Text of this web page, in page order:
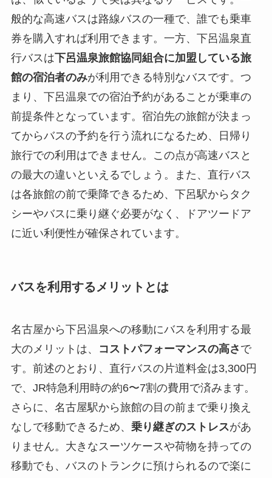
般的な高速バスは路線バスの一種で、誰でも乗車
券を購入すれば利用できます。一方、下呂温泉直
行バスは下呂温泉旅館協同組合に加盟している旅
館の宿泊者のみが利用できる特別なバスです。つ
まり、下呂温泉での宿泊予約があることが乗車の
前提条件となっています。宿泊先の旅館が決まっ
てからバスの予約を行う流れになるため、日帰り
旅行での利用はできません。この点が高速バスと
の最大の違いといえるでしょう。また、直行バス
は各旅館の前で乗降できるため、下呂駅からタク
シーやバスに乗り継ぐ必要がなく、ドアツードア
に近い利便性が確保されています。
バスを利用するメリットとは
名古屋から下呂温泉への移動にバスを利用する最
大のメリットは、
コストパフォーマンスの高さ で
す。前述のとおり、直行バスの片道料金は3,300円
で、JR特急利用時の約6〜7割の費用で済みます。
さらに、名古屋駅から旅館の目の前まで乗り換え
なしで移動できるため、 乗り継ぎのストレスがあ
りません。大きなスーツケースや荷物を持っての
移動でも、バスのトランクに預けられるので楽に